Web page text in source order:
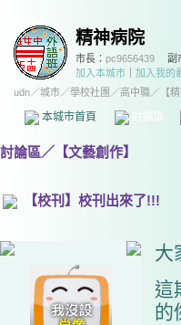
精神病院
市長： pc9656439
副
加入本城市
加入我的
udn／城市／學校社團 ／高中職／ 【
本城市首頁 討論區
討論區／ 【文藝創作】
【校刊】校刊出來了!!!
大
這
的